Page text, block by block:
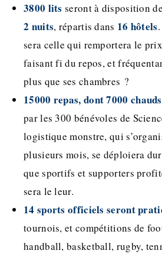
3800 lits seront à disposition
2 nuits, répartis dans 16 hôtels
sera celle qui remportera le
faisant fi du repos, et
plus que ses chambres ?
15000 repas, dont 7000 chauds
par les 300 bénévoles de
logistique monstre, qui
plusieurs mois, se déploiera
que sportifs et supporters
sera le leur.
14 sports officiels seront
tournois, et compétitions de
handball, basketball, rugby,